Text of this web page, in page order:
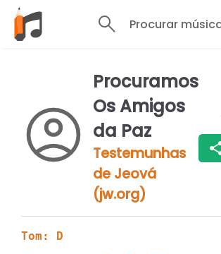
Procurar
Procuramos
Os Amigos
da Paz
Testemunhas
de Jeová
(jw.org)
Tom: D